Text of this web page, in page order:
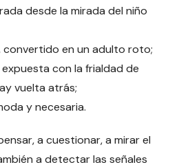
desde la mirada del niño
convertido en un adulto roto;
expuesta con la frialdad de
vuelta atrás;
y necesaria.
a cuestionar, a mirar el
a detectar las señales